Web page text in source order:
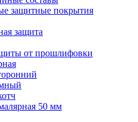
защитные покрытия
защита
от прошлифовки
50 мм